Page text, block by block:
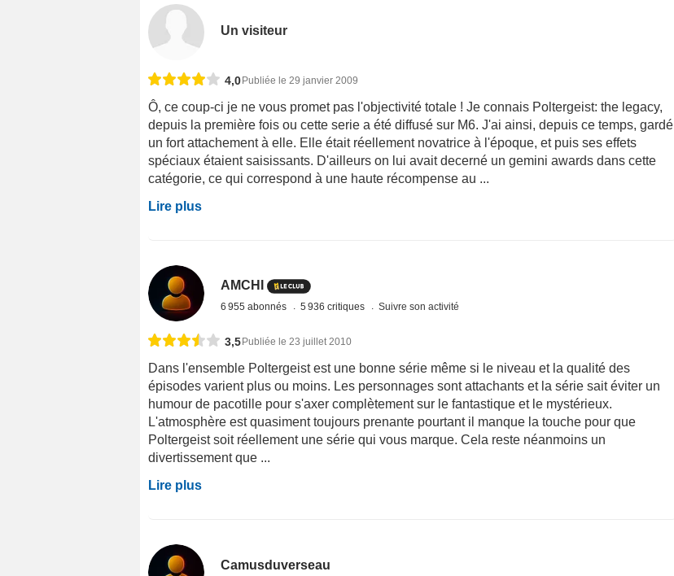
Un visiteur
4,0 Publiée le 29 janvier 2009
Ô, ce coup-ci je ne vous promet pas l'objectivité totale ! Je connais Poltergeist: the legacy,
depuis la première fois ou cette serie a été diffusé sur M6. J'ai ainsi, depuis ce temps, gardé
un fort attachement à elle. Elle était réellement novatrice à l'époque, et puis ses effets
spéciaux étaient saisissants. D'ailleurs on lui avait decerné un gemini awards dans cette
catégorie, ce qui correspond à une haute récompense au ...
Lire plus
AMCHI
6 955 abonnés 5 936 critiques Suivre son activité
3,5 Publiée le 23 juillet 2010
Dans l'ensemble Poltergeist est une bonne série même si le niveau et la qualité des
épisodes varient plus ou moins. Les personnages sont attachants et la série sait éviter un
humour de pacotille pour s'axer complètement sur le fantastique et le mystérieux.
L'atmosphère est quasiment toujours prenante pourtant il manque la touche pour que
Poltergeist soit réellement une série qui vous marque. Cela reste néanmoins un
divertissement que ...
Lire plus
Camusduverseau